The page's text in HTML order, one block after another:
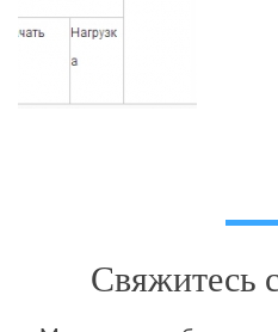
Свяжитесь